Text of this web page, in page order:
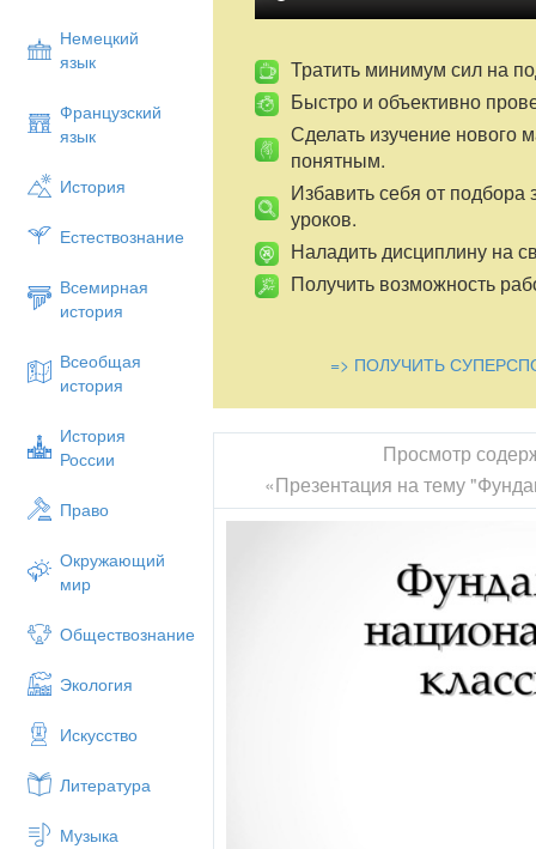
Немецкий
язык
Французский
язык
История
Естествознание
Всемирная
история
Всеобщая
история
История
России
Право
Окружающий
мир
Обществознание
Экология
Искусство
Литература
Музыка
Тратить минимум сил на
Быстро и объективно
Сделать изучение нового
понятным.
Избавить себя от подбора
уроков.
Наладить дисциплину на
Получить возможность
=> ПОЛУЧИТЬ
Просмотр
«Презентация на тему